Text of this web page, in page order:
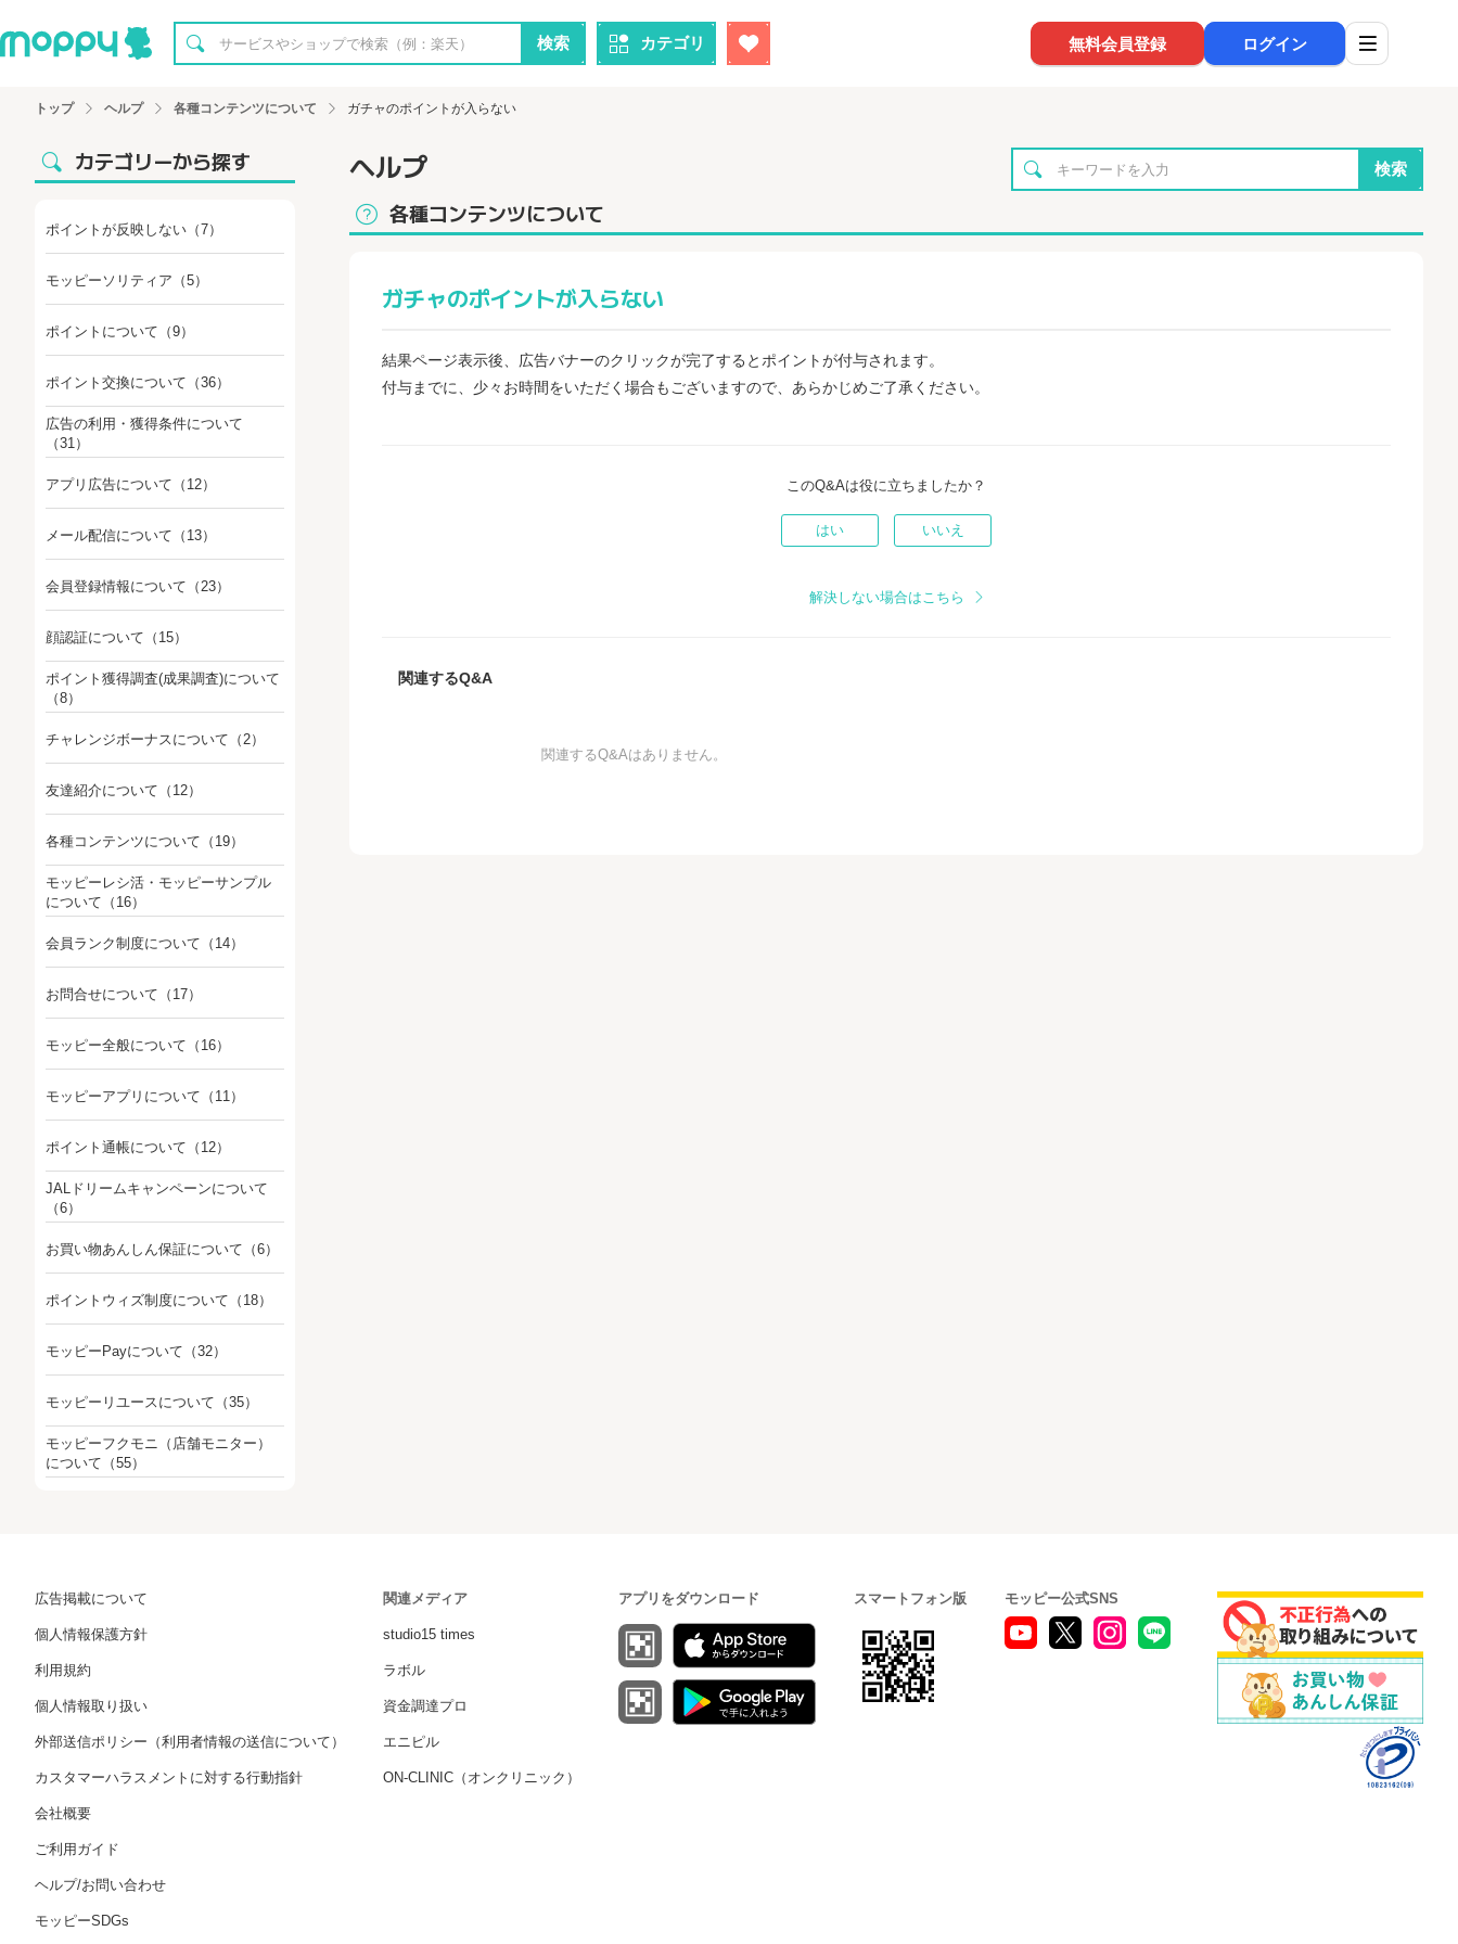
検索 カテゴリ 無料会員登録 ログイン
トップ ヘルプ 各種コンテンツについて ガチャのポイントが入らない
ヘルプ 検索
各種コンテンツについて
ガチャのポイントが入らない
結果ページ表示後、広告バナーのクリックが完了するとポイントが付与されます。
付与までに、少々お時間をいただく場合もございますので、あらかじめご了承ください。
このQ&Aは役に立ちましたか？
はい いいえ
解決しない場合はこちら
関連するQ&A
関連するQ&Aはありません。
カテゴリーから探す
ポイントが反映しない （7）
モッピーソリティア （5）
ポイントについて （9）
ポイント交換について （36）
広告の利用・獲得条件について
（31）
アプリ広告について （12）
メール配信について （13）
会員登録情報について （23）
顔認証について （15）
ポイント獲得調査(成果調査)について
（8）
チャレンジボーナスについて （2）
友達紹介について （12）
各種コンテンツについて （19）
モッピーレシ活・モッピーサンプル
について （16）
会員ランク制度について （14）
お問合せについて （17）
モッピー全般について （16）
モッピーアプリについて （11）
ポイント通帳について （12）
JALドリームキャンペーンについて
（6）
お買い物あんしん保証について （6）
ポイントウィズ制度について （18）
モッピーPayについて （32）
モッピーリユースについて （35）
モッピーフクモニ（店舗モニター）
について （55）
広告掲載について
個人情報保護方針
利用規約
個人情報取り扱い
外部送信ポリシー（利用者情報の送信について）
カスタマーハラスメントに対する行動指針
会社概要
ご利用ガイド
ヘルプ/お問い合わせ
モッピーSDGs
関連メディア
studio15 times
ラボル
資金調達プロ
エニピル
ON-CLINIC（オンクリニック）
アプリをダウンロード スマートフォン版 モッピー公式SNS